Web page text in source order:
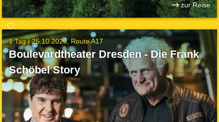
zur Reise
1 Tag |25.10.2026 Route A17
Boulevardtheater Dresden - Die Frank
Schöbel Story